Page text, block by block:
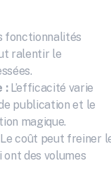
ralentir le
: L’efficacité varie
publication et le
magique.
coût peut freiner
des volumes